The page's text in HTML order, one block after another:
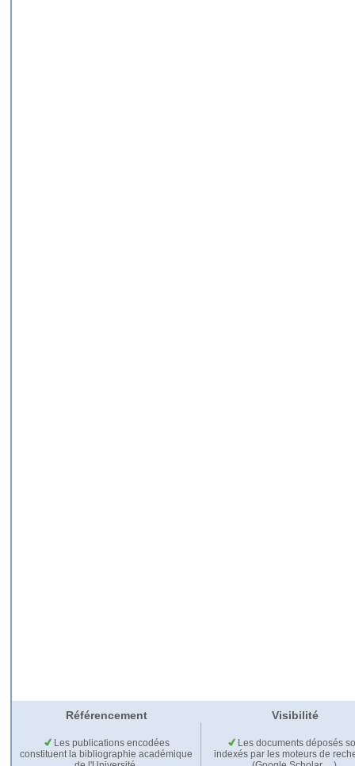
Référencement Visibilité
Les publications encodées
constituent la bibliographie académique
Les documents déposés
indexés par les moteurs de